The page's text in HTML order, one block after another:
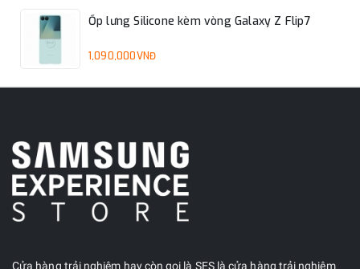
Ốp lưng Silicone kèm vòng Galaxy Z Flip7
1,090,000VNĐ
Cửa hàng trải nghiệm hay còn gọi là SES là cửa hàng trải nghiệm